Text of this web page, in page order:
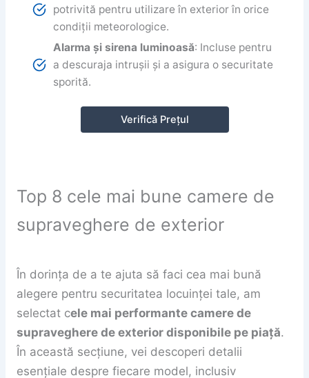
potrivită pentru utilizare în exterior în orice
condiții meteorologice.
Alarma și sirena luminoasă: Incluse pentru
a descuraja intrușii și a asigura o securitate
sporită.
Verifică Prețul
Top 8 cele mai bune camere de
supraveghere de exterior
În dorința de a te ajuta să faci cea mai bună
alegere pentru securitatea locuinței tale, am
selectat cele mai performante camere de
supraveghere de exterior disponibile pe piață.
În această secțiune, vei descoperi detalii
esențiale despre fiecare model, inclusiv